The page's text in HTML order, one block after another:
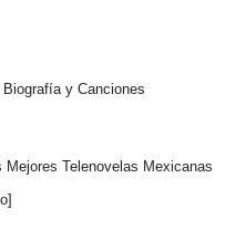
Biografía y Canciones
Mejores Telenovelas Mexicanas